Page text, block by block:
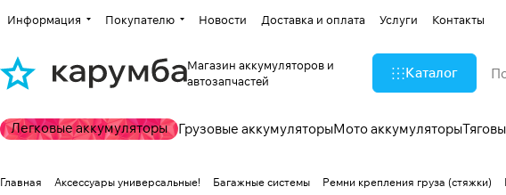
Информация Покупателю Новости Доставка и оплата Услуги Контакты
Магазин аккумуляторов и
автозапчастей
Каталог
Легковые аккумуляторы Грузовые аккумуляторыМото аккумуляторы
Главная Аксессуары универсальные! Багажные системы Ремни крепления груза (стяжки)